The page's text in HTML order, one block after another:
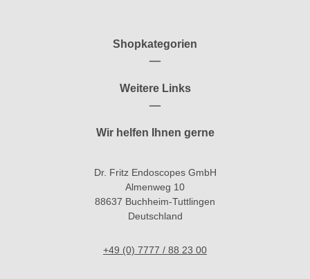
Shopkategorien
Weitere Links
Wir helfen Ihnen gerne
Dr. Fritz Endoscopes GmbH
Almenweg 10
88637 Buchheim-Tuttlingen
Deutschland
+49 (0) 7777 / 88 23 00